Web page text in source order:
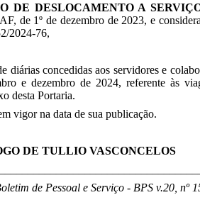
DE DESLOCAMENTO A
de 1º de dezembro de 2023, e
2024-76,
diárias concedidas aos servidores e
e dezembro de 2024, referente às
desta Portaria.
vigor na data de sua publicação.
DE TULLIO VASCONCELOS
de Pessoal e Serviço - BPS v.20, nº